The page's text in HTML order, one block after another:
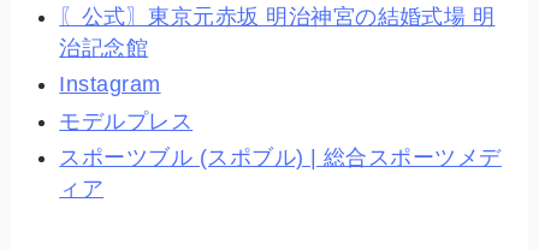
〖公式〗東京元赤坂 明治神宮の結婚式場 明
治記念館
Instagram
モデルプレス
スポーツブル (スポブル) | 総合スポーツメデ
ィア